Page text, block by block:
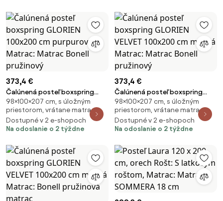
373,4 €
Čalúnená posteľ boxspring
GLORIEN 100x200 cm purpurová
Matrac: Matrac Bonell
pružinový
98×100×207 cm, s úložným
priestorom, vrátane matraca
Dostupné v 2 e-shopoch
Na odoslanie o 2 týždne
373,4 €
Čalúnená posteľ boxspring
GLORIEN VELVET 100x200 cm
modrá Matrac: Matrac Bonell
pružinový
98×100×207 cm, s úložným
priestorom, vrátane matraca
Dostupné v 2 e-shopoch
Na odoslanie o 2 týždne